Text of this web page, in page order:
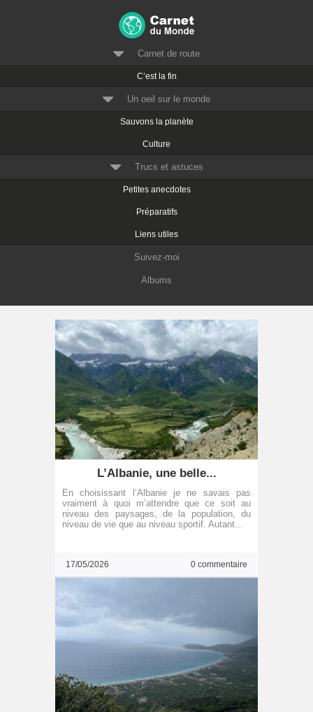
Carnet de route
C’est la fin
Un oeil sur le monde
Sauvons la planète
Culture
Trucs et astuces
Petites anecdotes
Préparatifs
Liens utiles
Suivez-moi
Albums
L’Albanie, une belle...
En choisissant l’Albanie je ne savais pas
vraiment à quoi m’attendre que ce soit au
niveau des paysages, de la population, du
niveau de vie que au niveau sportif. Autant...
17/05/2026 0 commentaire